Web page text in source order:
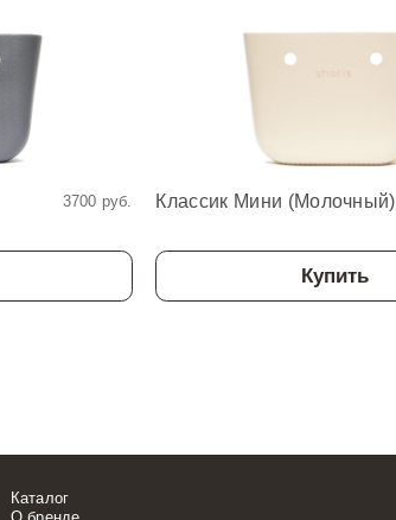
3700 руб. Классик Мини (Молочный)
Купить
Каталог